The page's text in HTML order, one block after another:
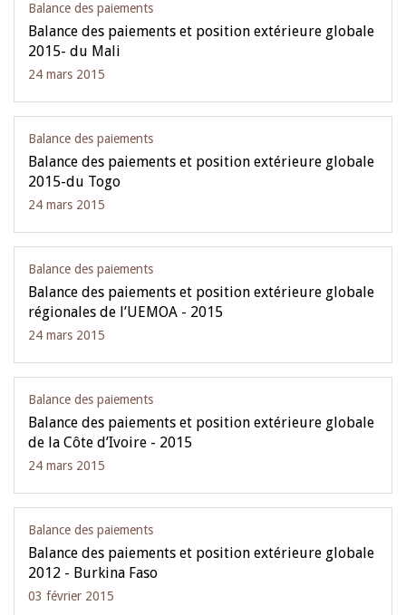
Balance des paiements
Balance des paiements et position extérieure globale
2015- du Mali
24 mars 2015
Balance des paiements
Balance des paiements et position extérieure globale
2015-du Togo
24 mars 2015
Balance des paiements
Balance des paiements et position extérieure globale
régionales de l’UEMOA - 2015
24 mars 2015
Balance des paiements
Balance des paiements et position extérieure globale
de la Côte d’Ivoire - 2015
24 mars 2015
Balance des paiements
Balance des paiements et position extérieure globale
2012 - Burkina Faso
03 février 2015